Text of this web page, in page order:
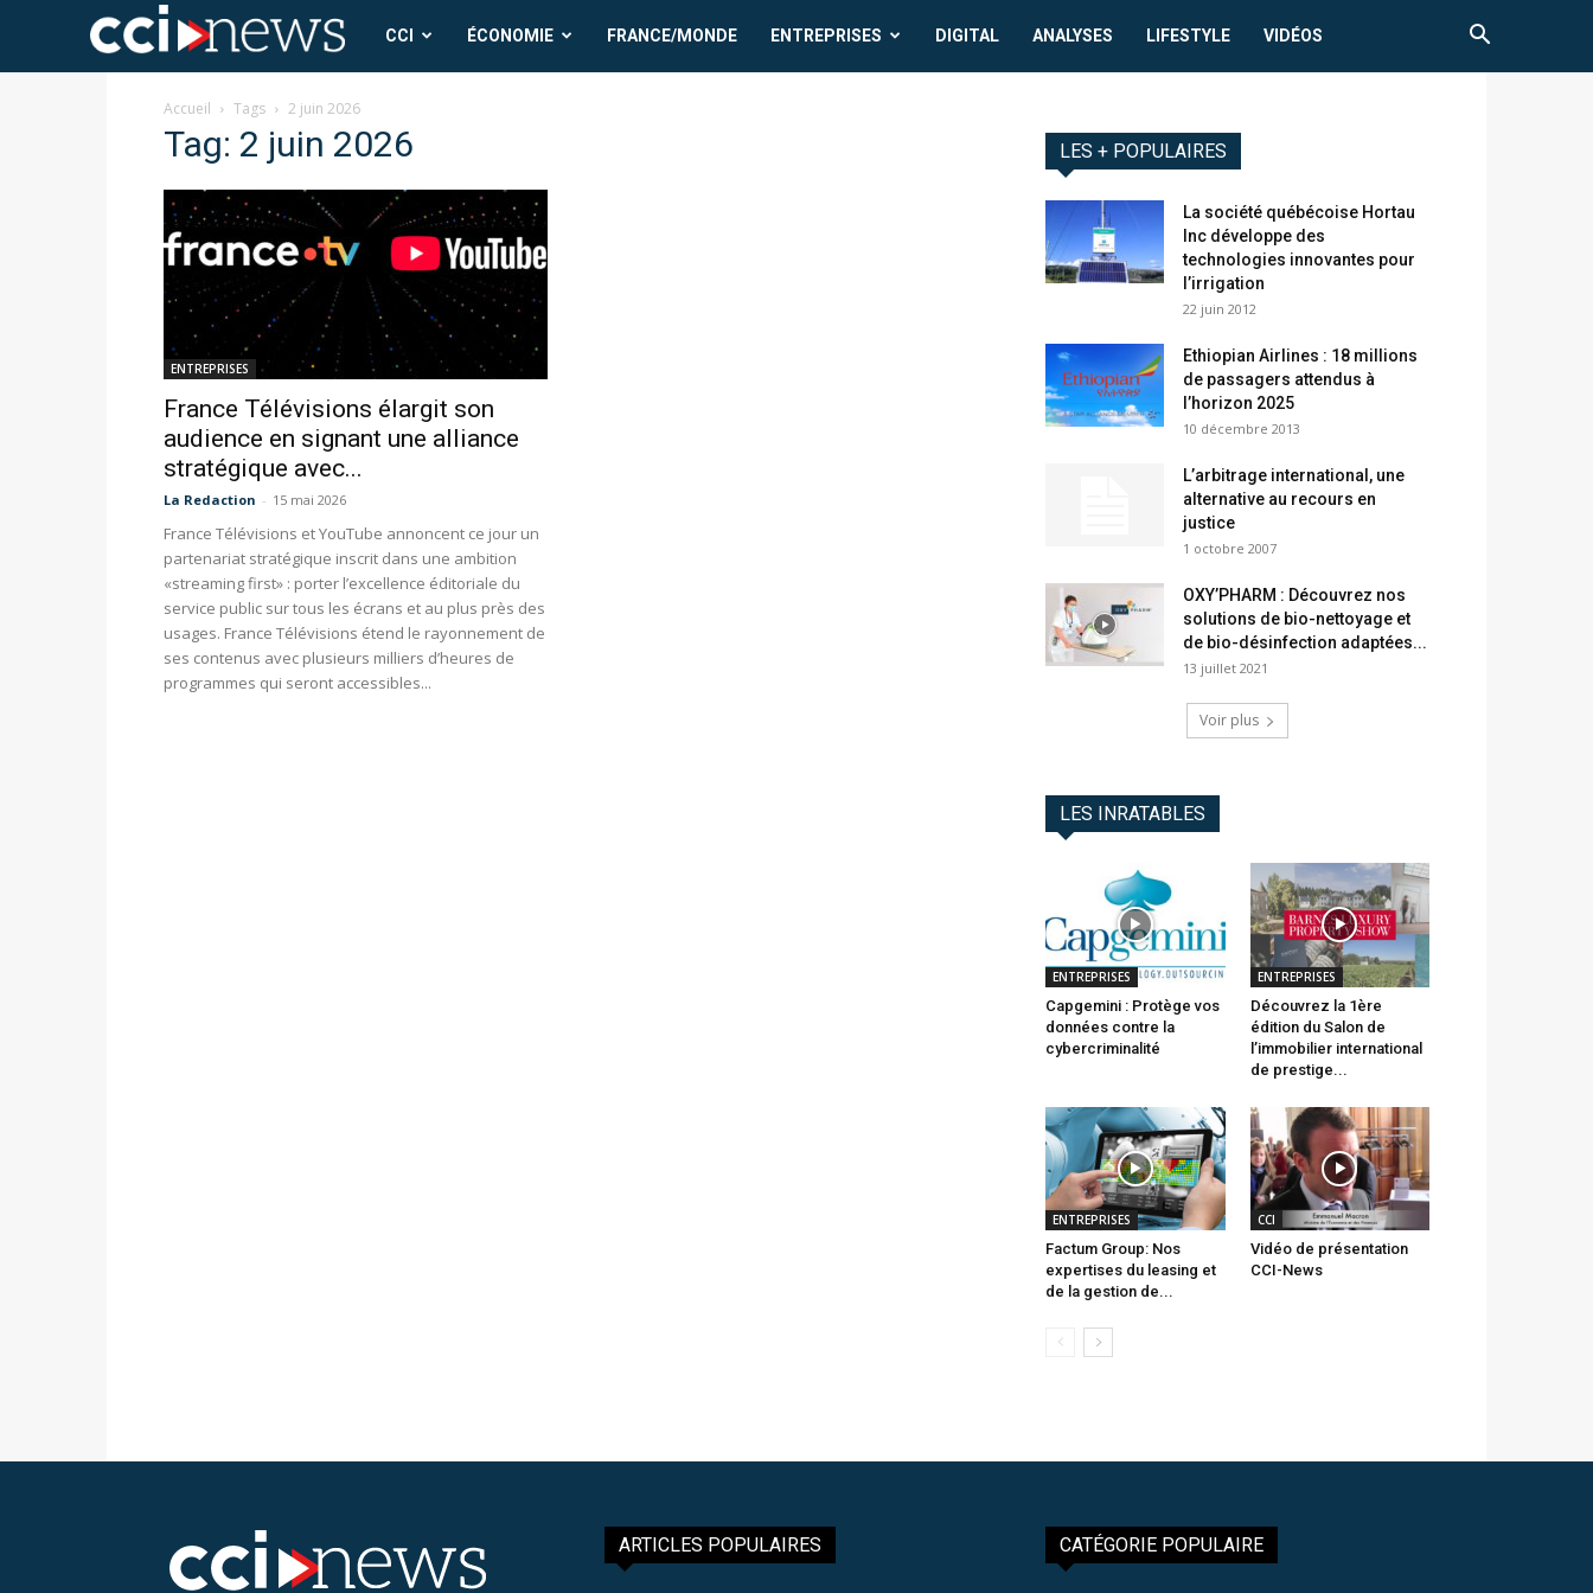
CCICCI ÉCONOMIE FRANCE/MONDE ENTREPRISES DIGITAL ANALYSES LIFESTYLE VIDÉOS
Accueil Tags 2 juin 2026
Tag: 2 juin 2026
ENTREPRISES
France Télévisions élargit son
audience en signant une alliance
stratégique avec...
La Redaction - 15 mai 2026
France Télévisions et YouTube annoncent ce jour un
partenariat stratégique inscrit dans une ambition
«streaming first» : porter l’excellence éditoriale du
service public sur tous les écrans et au plus près des
usages. France Télévisions étend le rayonnement de
ses contenus avec plusieurs milliers d’heures de
programmes qui seront accessibles...
LES + POPULAIRES
La société québécoise Hortau
Inc développe des
technologies innovantes pour
l’irrigation
22 juin 2012
Ethiopian Airlines : 18 millions
de passagers attendus à
l’horizon 2025
10 décembre 2013
L’arbitrage international, une
alternative au recours en
justice
1 octobre 2007
OXY’PHARM : Découvrez nos
solutions de bio-nettoyage et
de bio-désinfection adaptées...
13 juillet 2021
Voir plus
LES INRATABLES
ENTREPRISES
Capgemini : Protège vos
données contre la
cybercriminalité
ENTREPRISES
Découvrez la 1ère
édition du Salon de
l’immobilier international
de prestige...
ENTREPRISES
Factum Group: Nos
expertises du leasing et
de la gestion de...
CCI
Vidéo de présentation
CCI-News
ARTICLES POPULAIRES CATÉGORIE POPULAIRE